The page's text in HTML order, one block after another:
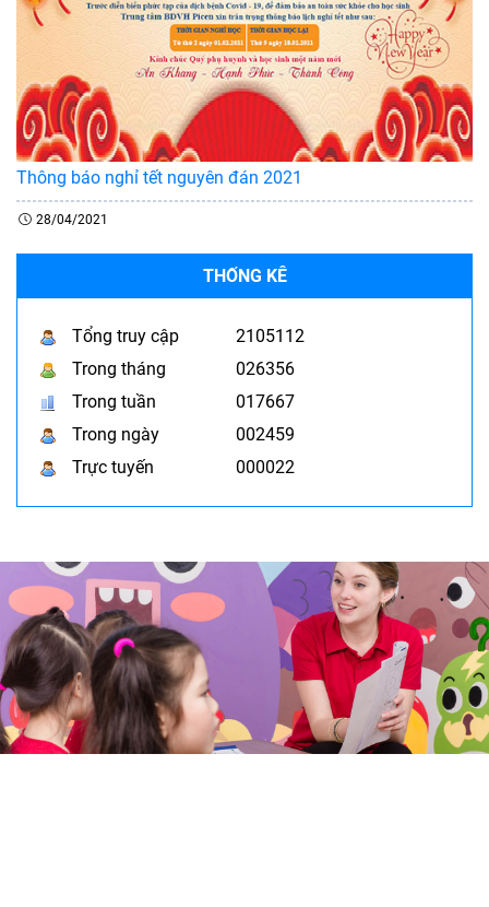
Thông báo nghỉ tết nguyên đán 2021
28/04/2021
THỐNG KÊ
Tổng truy cập
2105112
Trong tháng
026356
Trong tuần
017667
Trong ngày
002459
Trực tuyến
000022